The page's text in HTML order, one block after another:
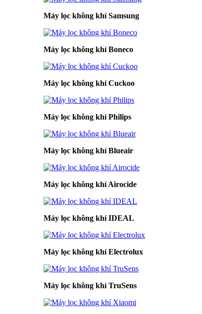
Máy lọc không khí Samsung
Máy lọc không khí Boneco
Máy lọc không khí Cuckoo
Máy lọc không khí Philips
Máy lọc không khí Blueair
Máy lọc không khí Airocide
Máy lọc không khí IDEAL
Máy lọc không khí Electrolux
Máy lọc không khí TruSens